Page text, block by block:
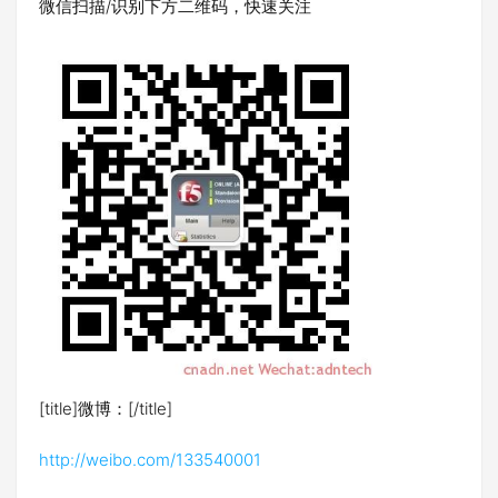
微信扫描/识别下方二维码，快速关注
[title]微博：[/title]
http://weibo.com/133540001